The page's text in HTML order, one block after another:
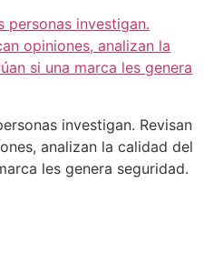
investigan. Revisan
analizan la calidad del
les genera seguridad.